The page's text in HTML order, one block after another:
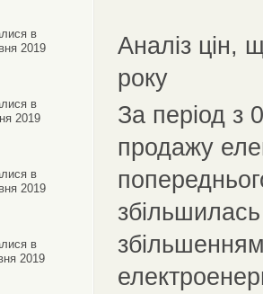
в
2019
в
2019
в
2019
в
2019
Аналіз цін,
року
За період з
продажу